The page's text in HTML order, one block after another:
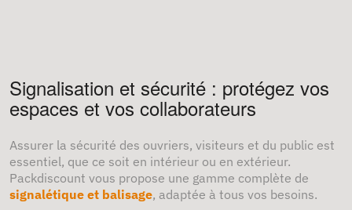
Signalisation et sécurité : protégez vos
espaces et vos collaborateurs
Assurer la sécurité des ouvriers, visiteurs et du public est
essentiel, que ce soit en intérieur ou en extérieur.
Packdiscount vous propose une gamme complète de
signalétique et balisage, adaptée à tous vos besoins.